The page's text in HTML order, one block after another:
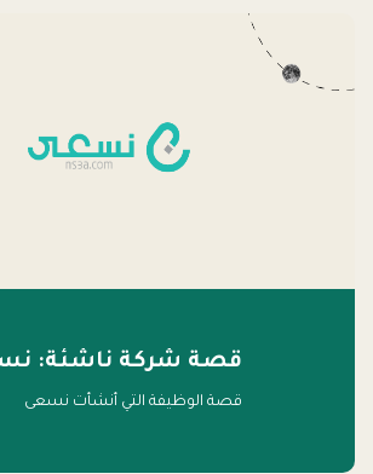
قصة شركة ناشئة:
قصة الوظيفة التي أنشأت نسعى